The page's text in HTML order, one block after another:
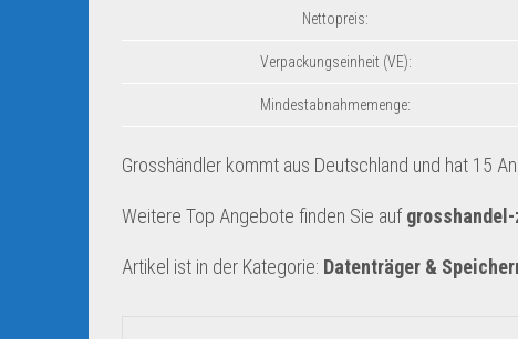
Nettopreis:
Verpackungseinheit (VE):
Mindestabnahmemenge:
Grosshändler kommt aus Deutschland und hat 15
Weitere Top Angebote finden Sie auf
Artikel ist in der Kategorie: Datenträger &